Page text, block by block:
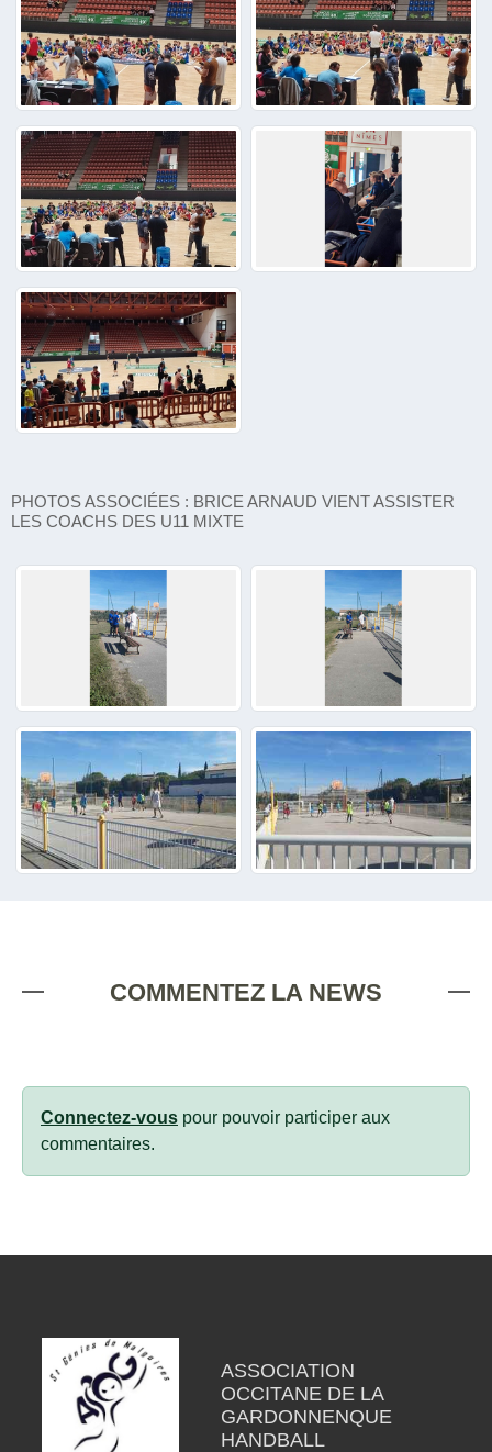
PHOTOS ASSOCIÉES : BRICE ARNAUD VIENT ASSISTER
LES COACHS DES U11 MIXTE
COMMENTEZ LA NEWS
Connectez-vous pour pouvoir participer aux
commentaires.
ASSOCIATION
OCCITANE DE LA
GARDONNENQUE
HANDBALL